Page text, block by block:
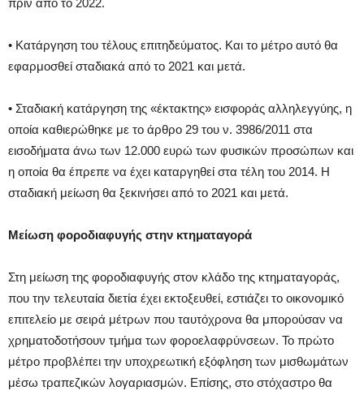
• Κατάργηση του τέλους επιτηδεύματος. Και το μέτρο αυτό θα
εφαρμοσθεί σταδιακά από το 2021 και μετά.
• Σταδιακή κατάργηση της «έκτακτης» εισφοράς αλληλεγγύης, η
οποία καθιερώθηκε με το άρθρο 29 του ν. 3986/2011 στα
εισοδήματα άνω των 12.000 ευρώ των φυσικών προσώπων και
η οποία θα έπρεπε να έχει καταργηθεί στα τέλη του 2014. Η
σταδιακή μείωση θα ξεκινήσει από το 2021 και μετά.
Μείωση φοροδιαφυγής στην κτηματαγορά
Στη μείωση της φοροδιαφυγής στον κλάδο της κτηματαγοράς,
που την τελευταία διετία έχει εκτοξευθεί, εστιάζει το οικονομικό
επιτελείο με σειρά μέτρων που ταυτόχρονα θα μπορούσαν να
χρηματοδοτήσουν τμήμα των φοροελαφρύνσεων. Το πρώτο
μέτρο προβλέπει την υποχρεωτική εξόφληση των μισθωμάτων
μέσω τραπεζικών λογαριασμών. Επίσης, στο στόχαστρο θα